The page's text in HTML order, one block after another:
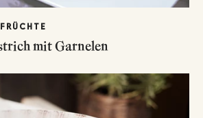
mit Garnelen